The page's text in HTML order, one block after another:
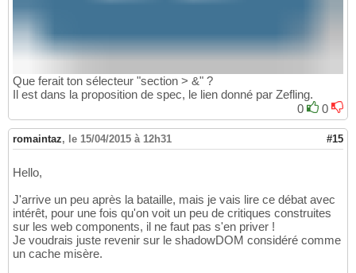
Que ferait ton sélecteur "section > &" ?
Il est dans la proposition de spec, le lien donné par Zefling.
0
0
romaintaz, le 15/04/2015 à 12h31 #15
Hello,
J'arrive un peu après la bataille, mais je vais lire ce débat avec
intérêt, pour une fois qu'on voit un peu de critiques construites
sur les web components, il ne faut pas s'en priver !
Je voudrais juste revenir sur le shadowDOM considéré comme
un cache misère.